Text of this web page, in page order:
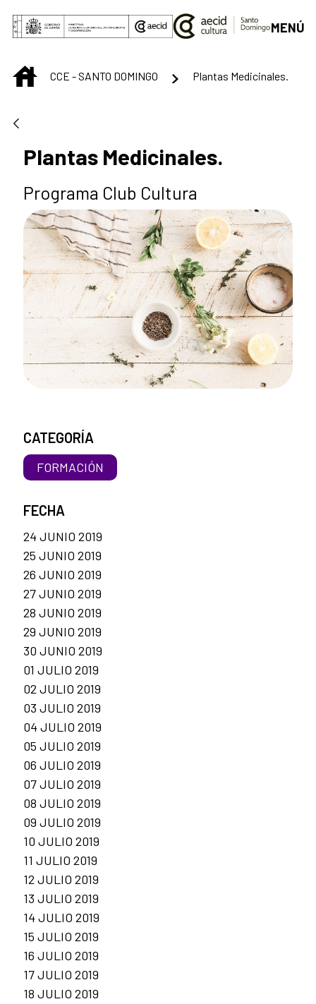
Saltar al contenido principal
MENÚ
INICIOCCE - SANTO DOMINGO Plantas Medicinales.
Plantas Medicinales.
Programa Club Cultura
CATEGORÍA
FORMACIÓN
FECHA
24 JUNIO 2019
25 JUNIO 2019
26 JUNIO 2019
27 JUNIO 2019
28 JUNIO 2019
29 JUNIO 2019
30 JUNIO 2019
01 JULIO 2019
02 JULIO 2019
03 JULIO 2019
04 JULIO 2019
05 JULIO 2019
06 JULIO 2019
07 JULIO 2019
08 JULIO 2019
09 JULIO 2019
10 JULIO 2019
11 JULIO 2019
12 JULIO 2019
13 JULIO 2019
14 JULIO 2019
15 JULIO 2019
16 JULIO 2019
17 JULIO 2019
18 JULIO 2019